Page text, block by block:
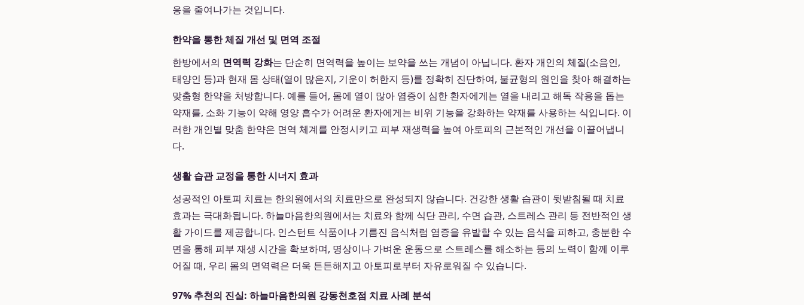
응을 줄여나가는 것입니다.
한약을 통한 체질 개선 및 면역 조절
한방에서의 면역력 강화는 단순히 면역력을 높이는 보약을 쓰는 개념이 아닙니다. 환자 개인의 체질(소음인,
태양인 등)과 현재 몸 상태(열이 많은지, 기운이 허한지 등)를 정확히 진단하여, 불균형의 원인을 찾아 해결하는
맞춤형 한약을 처방합니다. 예를 들어, 몸에 열이 많아 염증이 심한 환자에게는 열을 내리고 해독 작용을 돕는
약재를, 소화 기능이 약해 영양 흡수가 어려운 환자에게는 비위 기능을 강화하는 약재를 사용하는 식입니다. 이
러한 개인별 맞춤 한약은 면역 체계를 안정시키고 피부 재생력을 높여 아토피의 근본적인 개선을 이끌어냅니
다.
생활 습관 교정을 통한 시너지 효과
성공적인 아토피 치료는 한의원에서의 치료만으로 완성되지 않습니다. 건강한 생활 습관이 뒷받침될 때 치료
효과는 극대화됩니다. 하늘마음한의원에서는 치료와 함께 식단 관리, 수면 습관, 스트레스 관리 등 전반적인 생
활 가이드를 제공합니다. 인스턴트 식품이나 기름진 음식처럼 염증을 유발할 수 있는 음식을 피하고, 충분한 수
면을 통해 피부 재생 시간을 확보하며, 명상이나 가벼운 운동으로 스트레스를 해소하는 등의 노력이 함께 이루
어질 때, 우리 몸의 면역력은 더욱 튼튼해지고 아토피로부터 자유로워질 수 있습니다.
97% 추천의 진실: 하늘마음한의원 강동천호점 치료 사례 분석